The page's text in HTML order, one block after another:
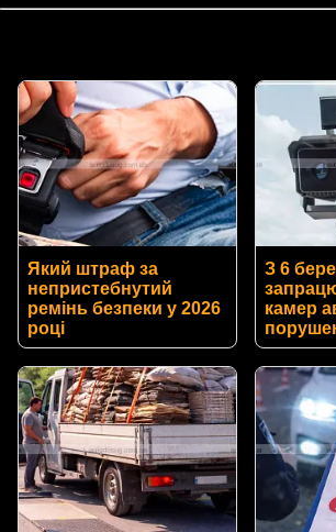
Який штраф за
непристебнутий
ремінь безпеки у 2026
році
З 6
камер